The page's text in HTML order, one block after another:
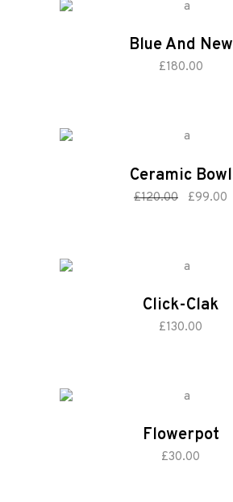
Blue And New
£180.00
add to cart
Ceramic Bowl
£120.00 Original
£99.00
add to cart
Click-Clak
£130.00
add to cart
Flowerpot
£30.00
add to cart